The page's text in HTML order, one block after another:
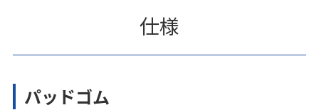
仕様
パッドゴム